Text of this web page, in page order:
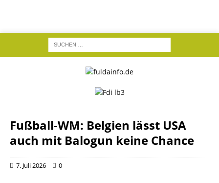
Fußball-WM: Belgien lässt USA
auch mit Balogun keine Chance
7. Juli 2026 0